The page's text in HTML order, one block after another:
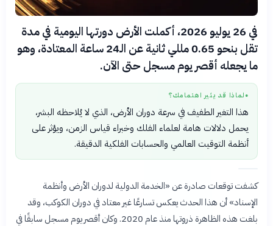
في 26 يوليو 2026، أكملت الأرض دورتها اليومية في مدة
تقل بنحو 0.65 مللي ثانية عن الـ24 ساعة المعتادة، وهو
ما يجعله أقصر يوم مسجل حتى الآن.
● لماذا قد يثير اهتمامك؟
هذا التغير الطفيف في سرعة دوران الأرض، الذي لا يُلاحظه البشر،
يحمل دلالات هامة لعلماء الفلك وخبراء قياس الزمن، ويؤثر على
أنظمة التوقيت العالمي والحسابات الفلكية الدقيقة.
كشفت توقعات صادرة عن «الخدمة الدولية لدوران الأرض وأنظمة
الإسناد» أن هذا الحدث يعكس تسارعًا غير معتاد في دوران الكوكب، وقد
بلغت هذه الظاهرة ذروتها منذ عام 2020. وكان أقصر يوم مسجل سابقًا في